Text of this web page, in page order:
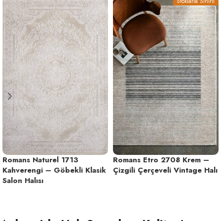
Romans Naturel 1713
Kahverengi – Göbekli Klasik
Salon Halısı
Romans Etro 2708 Krem –
Çizgili Çerçeveli Vintage Halı